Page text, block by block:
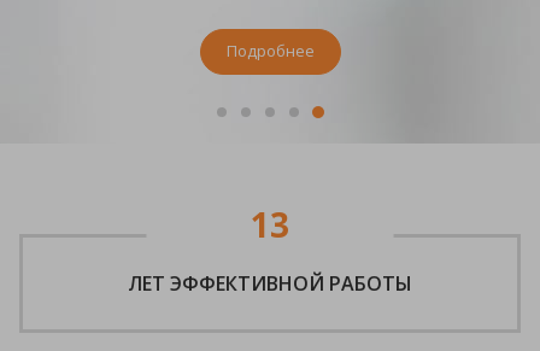
Подробнее
13
ЛЕТ ЭФФЕКТИВНОЙ РАБОТЫ